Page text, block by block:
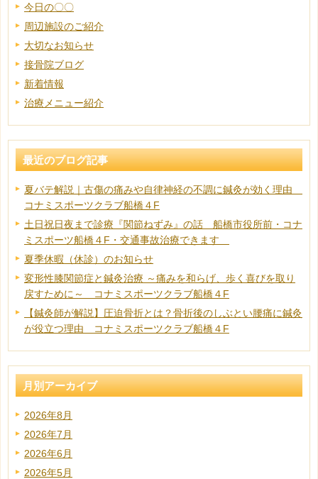
今日の〇〇
周辺施設のご紹介
大切なお知らせ
接骨院ブログ
新着情報
治療メニュー紹介
最近のブログ記事
夏バテ解説｜古傷の痛みや自律神経の不調に鍼灸が効く理由
コナミスポーツクラブ船橋４F
土日祝日夜まで診療『関節ねずみ』の話 船橋市役所前・コナ
ミスポーツ船橋４F・交通事故治療できます
夏季休暇（休診）のお知らせ
変形性膝関節症と鍼灸治療 ～痛みを和らげ、歩く喜びを取り
戻すために～ コナミスポーツクラブ船橋４F
【鍼灸師が解説】圧迫骨折とは？骨折後のしぶとい腰痛に鍼灸
が役立つ理由 コナミスポーツクラブ船橋４F
月別アーカイブ
2026年8月
2026年7月
2026年6月
2026年5月